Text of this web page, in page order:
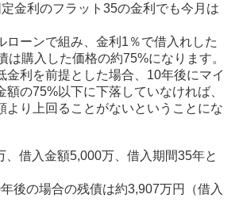
金利のフラット35の金利でも今月は
ローンで組み、金利1％で借入れした
は購入した価格の約75%になります。
金利を前提とした場合、10年後にマイ
額の75%以下に下落していなければ、
より上回ることがないということにな
、借入金額5,000万、借入期間35年と
後の場合の残債は約3,907万円（借入